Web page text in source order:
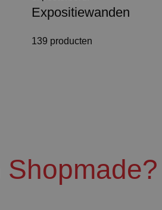
Expositiewanden
139 producten
Shopmade?